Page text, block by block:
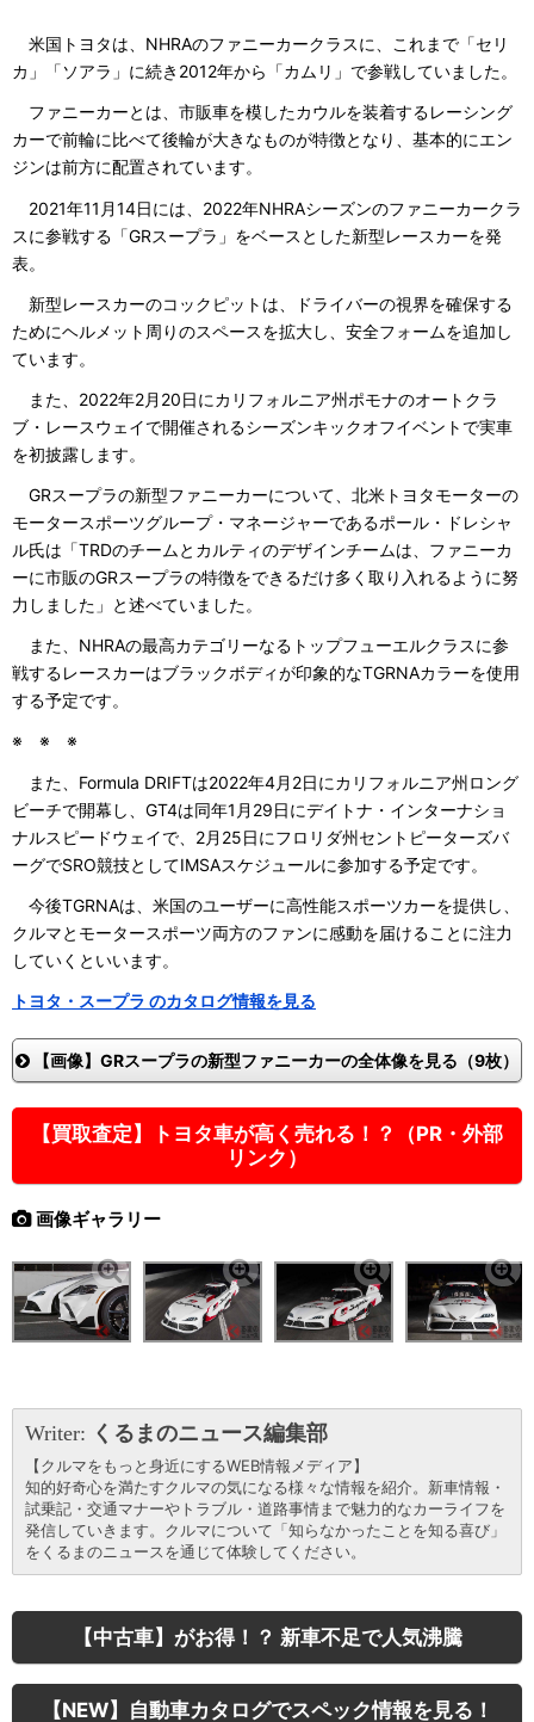
米国トヨタは、NHRAのファニーカークラスに、これまで「セリ
カ」「ソアラ」に続き2012年から「カムリ」で参戦していました。
ファニーカーとは、市販車を模したカウルを装着するレーシング
カーで前輪に比べて後輪が大きなものが特徴となり、基本的にエン
ジンは前方に配置されています。
2021年11月14日には、2022年NHRAシーズンのファニーカークラ
スに参戦する「GRスープラ」をベースとした新型レースカーを発
表。
新型レースカーのコックピットは、ドライバーの視界を確保する
ためにヘルメット周りのスペースを拡大し、安全フォームを追加し
ています。
また、2022年2月20日にカリフォルニア州ポモナのオートクラ
ブ・レースウェイで開催されるシーズンキックオフイベントで実車
を初披露します。
GRスープラの新型ファニーカーについて、北米トヨタモーターの
モータースポーツグループ・マネージャーであるポール・ドレシャ
ル氏は「TRDのチームとカルティのデザインチームは、ファニーカ
ーに市販のGRスープラの特徴をできるだけ多く取り入れるように努
力しました」と述べていました。
また、NHRAの最高カテゴリーなるトップフューエルクラスに参
戦するレースカーはブラックボディが印象的なTGRNAカラーを使用
する予定です。
※ ※ ※
また、Formula DRIFTは2022年4月2日にカリフォルニア州ロング
ビーチで開幕し、GT4は同年1月29日にデイトナ・インターナショ
ナルスピードウェイで、2月25日にフロリダ州セントピーターズバ
ーグでSRO競技としてIMSAスケジュールに参加する予定です。
今後TGRNAは、米国のユーザーに高性能スポーツカーを提供し、
クルマとモータースポーツ両方のファンに感動を届けることに注力
していくといいます。
トヨタ・スープラ のカタログ情報を見る
【画像】GRスープラの新型ファニーカーの全体像を見る（9枚）
【買取査定】トヨタ車が高く売れる！？（PR・外部
リンク）
画像ギャラリー
Writer: くるまのニュース編集部
【クルマをもっと身近にするWEB情報メディア】
知的好奇心を満たすクルマの気になる様々な情報を紹介。新車情報・
試乗記・交通マナーやトラブル・道路事情まで魅力的なカーライフを
発信していきます。クルマについて「知らなかったことを知る喜び」
をくるまのニュースを通じて体験してください。
【中古車】がお得！？ 新車不足で人気沸騰
【NEW】自動車カタログでスペック情報を見る！